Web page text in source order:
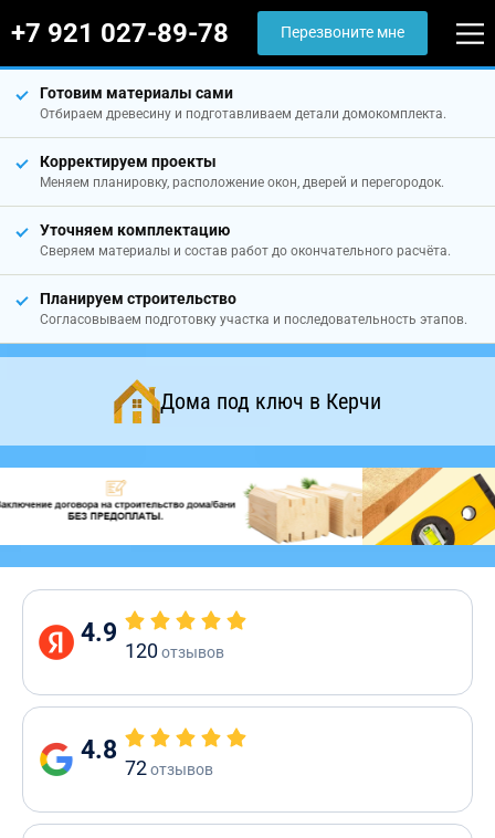
+7 921 027-89-78 Перезвоните мне
Готовим материалы сами
Отбираем древесину и подготавливаем детали домокомплекта.
Корректируем проекты
Меняем планировку, расположение окон, дверей и перегородок.
Уточняем комплектацию
Сверяем материалы и состав работ до окончательного расчёта.
Планируем строительство
Согласовываем подготовку участка и последовательность этапов.
Дома под ключ в Керчи
4.9
120отзывов
4.8
72отзывов